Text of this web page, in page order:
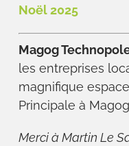
Noël 2025
Magog
les entreprises
magnifique
Principale à
Merci à Martin Le